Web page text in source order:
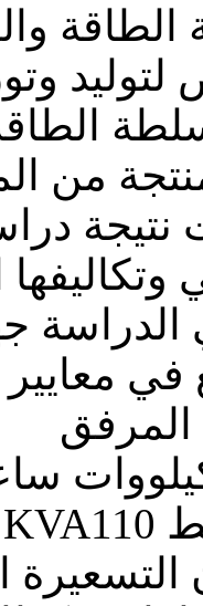
من
قد جاءت
في
أن